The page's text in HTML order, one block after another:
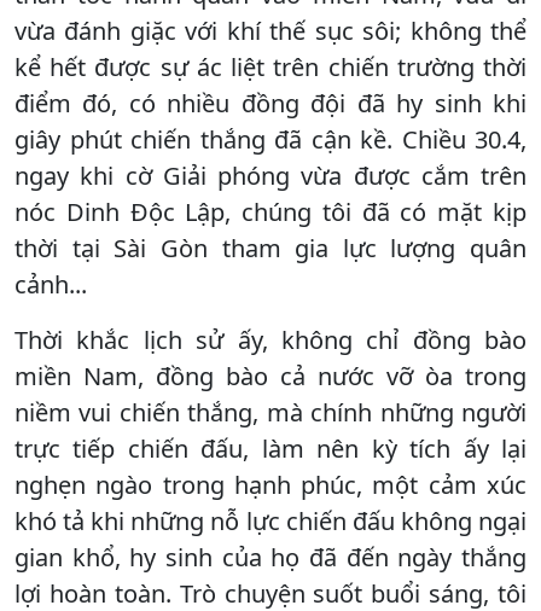
vừa đánh giặc với khí thế sục sôi; không thể
kể hết được sự ác liệt trên chiến trường thời
điểm đó, có nhiều đồng đội đã hy sinh khi
giây phút chiến thắng đã cận kề. Chiều 30.4,
ngay khi cờ Giải phóng vừa được cắm trên
nóc Dinh Độc Lập, chúng tôi đã có mặt kịp
thời tại Sài Gòn tham gia lực lượng quân
cảnh...
Thời khắc lịch sử ấy, không chỉ đồng bào
miền Nam, đồng bào cả nước vỡ òa trong
niềm vui chiến thắng, mà chính những người
trực tiếp chiến đấu, làm nên kỳ tích ấy lại
nghẹn ngào trong hạnh phúc, một cảm xúc
khó tả khi những nỗ lực chiến đấu không ngại
gian khổ, hy sinh của họ đã đến ngày thắng
lợi hoàn toàn. Trò chuyện suốt buổi sáng, tôi